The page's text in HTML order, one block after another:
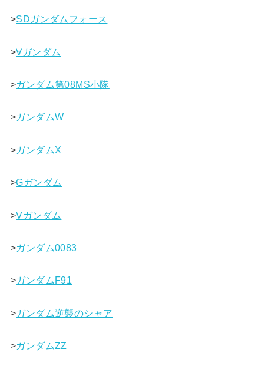
>SDガンダムフォース
>∀ガンダム
>ガンダム第08MS小隊
>ガンダムW
>ガンダムX
>Gガンダム
>Vガンダム
>ガンダム0083
>ガンダムF91
>ガンダム逆襲のシャア
>ガンダムΖΖ